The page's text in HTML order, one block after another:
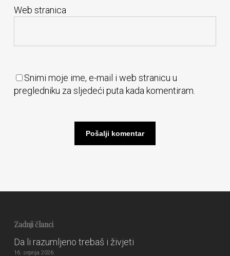
Web stranica
Snimi moje ime, e-mail i web stranicu u
pregledniku za sljedeći puta kada komentiram.
Zadnji članci
Da li razumljeno trebaš i živjeti
16. srpnja 2026.